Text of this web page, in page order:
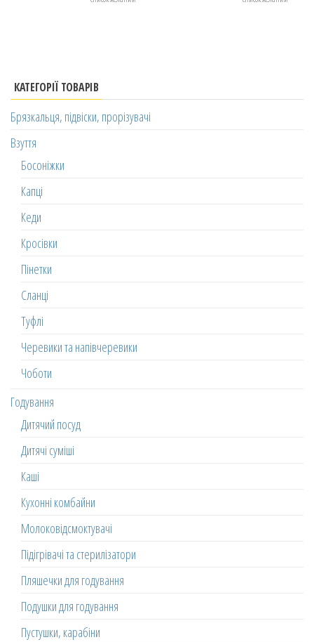
КАТЕГОРІЇ ТОВАРІВ
Брязкальця, підвіски, прорізувачі
Взуття
Босоніжки
Капці
Кеди
Кросівки
Пінетки
Сланці
Туфлі
Черевики та напівчеревики
Чоботи
Годування
Дитячий посуд
Дитячі суміші
Каші
Кухонні комбайни
Молоковідсмоктувачі
Підігрівачі та стерилізатори
Пляшечки для годування
Подушки для годування
Пустушки, карабіни